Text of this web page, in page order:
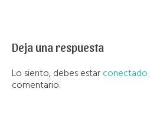
Deja una respuesta
Lo siento, debes estarconectado
comentario.